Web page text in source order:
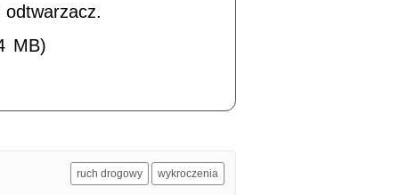
MB)
ruch drogowy wykroczenia